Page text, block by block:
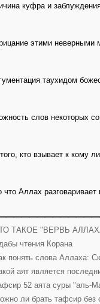
куфра и
этими неверными
таухидом
слов некоторых
кто взывает к кому
что Аллах
ТАКОЕ "ВЕРВЬ
чтения Корана
понять слова Аллаха:
аят является
52 аята суры "аль-
ли брать тафсир без